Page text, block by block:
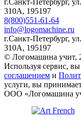
г.Санкт-Петербург,
310А, 195197
8(800)551-61-64
info@logomachine.ru
г.Санкт-Петербург,
310А, 195197
© Логомашина учит,
Используя сервис, вы
соглашением и
услуги, вы
ООО «Логомашина